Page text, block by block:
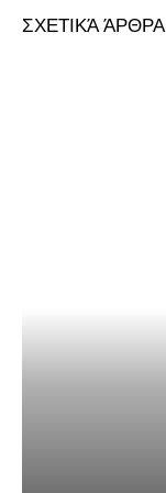
ΣΧΕΤΙΚΆ ΆΡΘΡΑ